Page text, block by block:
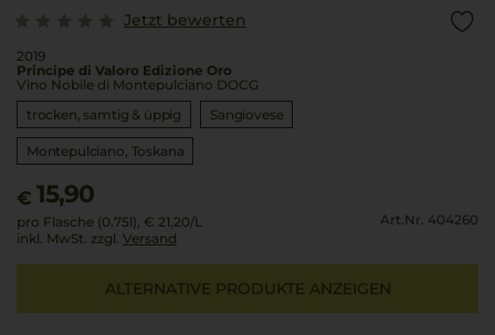
Jetzt bewerten
2019
Principe di Valoro Edizione Oro
Vino Nobile di Montepulciano DOCG
trocken, samtig & üppig
Sangiovese
Montepulciano Toskana
€ 15,90
pro Flasche (0.75l), € 21,20/L
inkl. MwSt. zzgl. Versand
Art.Nr. 404260
ALTERNATIVE PRODUKTE ANZEIGEN